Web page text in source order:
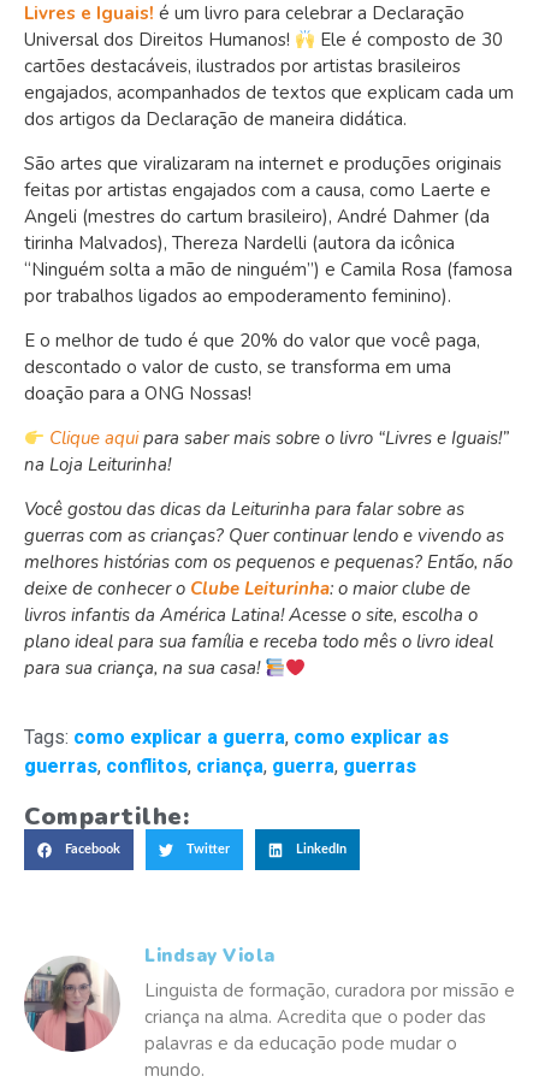
Livres e Iguais! é um livro para celebrar a Declaração
Universal dos Direitos Humanos!
Ele é composto de 30
cartões destacáveis, ilustrados por artistas brasileiros
engajados, acompanhados de textos que explicam cada um
dos artigos da Declaração de maneira didática.
São artes que viralizaram na internet e produções originais
feitas por artistas engajados com a causa, como Laerte e
Angeli (mestres do cartum brasileiro), André Dahmer (da
tirinha Malvados), Thereza Nardelli (autora da icônica
“Ninguém solta a mão de ninguém”) e Camila Rosa (famosa
por trabalhos ligados ao empoderamento feminino).
E o melhor de tudo é que 20% do valor que você paga,
descontado o valor de custo, se transforma em uma
doação para a ONG Nossas!
Clique aquipara saber mais sobre o livro “Livres e Iguais!”
na Loja Leiturinha!
Você gostou das dicas da Leiturinha para falar sobre as
guerras com as crianças? Quer continuar lendo e vivendo as
melhores histórias com os pequenos e pequenas? Então, não
deixe de conhecer o Clube Leiturinha: o maior clube de
livros infantis da América Latina! Acesse o site, escolha o
plano ideal para sua família e receba todo mês o livro ideal
para sua criança, na sua casa!
Tags: como explicar a guerra, como explicar as
guerras, conflitos, criança, guerra, guerras
Compartilhe:
Facebook Twitter LinkedIn
Lindsay Viola
Linguista de formação, curadora por missão e
criança na alma. Acredita que o poder das
palavras e da educação pode mudar o
mundo.